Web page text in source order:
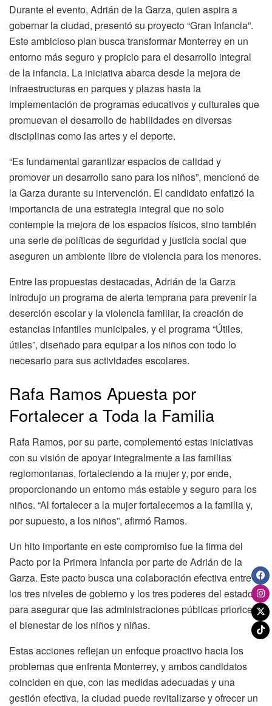
Durante el evento, Adrián de la Garza, quien aspira a
gobernar la ciudad, presentó su proyecto “Gran Infancia”.
Este ambicioso plan busca transformar Monterrey en un
entorno más seguro y propicio para el desarrollo integral
de la infancia. La iniciativa abarca desde la mejora de
infraestructuras en parques y plazas hasta la
implementación de programas educativos y culturales que
promuevan el desarrollo de habilidades en diversas
disciplinas como las artes y el deporte.
“Es fundamental garantizar espacios de calidad y
promover un desarrollo sano para los niños”, mencionó de
la Garza durante su intervención. El candidato enfatizó la
importancia de una estrategia integral que no solo
contemple la mejora de los espacios físicos, sino también
una serie de políticas de seguridad y justicia social que
aseguren un ambiente libre de violencia para los menores.
Entre las propuestas destacadas, Adrián de la Garza
introdujo un programa de alerta temprana para prevenir la
deserción escolar y la violencia familiar, la creación de
estancias infantiles municipales, y el programa “Útiles,
útiles”, diseñado para equipar a los niños con todo lo
necesario para sus actividades escolares.
Rafa Ramos Apuesta por
Fortalecer a Toda la Familia
Rafa Ramos, por su parte, complementó estas iniciativas
con su visión de apoyar integralmente a las familias
regiomontanas, fortaleciendo a la mujer y, por ende,
proporcionando un entorno más estable y seguro para los
niños. “Al fortalecer a la mujer fortalecemos a la familia y,
por supuesto, a los niños”, afirmó Ramos.
Un hito importante en este compromiso fue la firma del
Pacto por la Primera Infancia por parte de Adrián de la
Garza. Este pacto busca una colaboración efectiva entre
los tres niveles de gobierno y los tres poderes del estado
para asegurar que las administraciones públicas prioricen
el bienestar de los niños y niñas.
Estas acciones reflejan un enfoque proactivo hacia los
problemas que enfrenta Monterrey, y ambos candidatos
coinciden en que, con las medidas adecuadas y una
gestión efectiva, la ciudad puede revitalizarse y ofrecer un